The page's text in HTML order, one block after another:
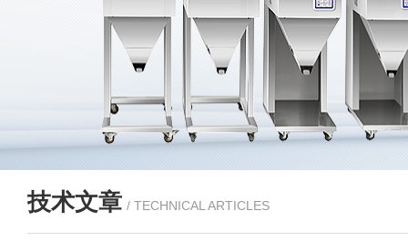
技术文章 / TECHNICAL ARTICLES